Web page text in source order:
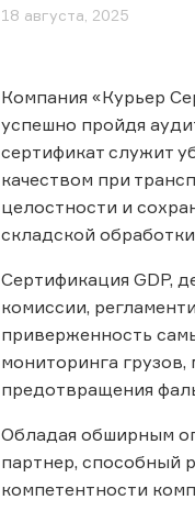
18 августа, 2025
Компания «Курьер
успешно пройдя
сертификат служит
качеством при
целостности и
складской
Сертификация GDP,
комиссии,
приверженность
мониторинга
предотвращения
Обладая обширным
партнер, способный
компетентности